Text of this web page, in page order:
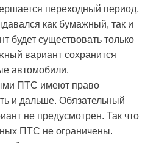
переходный период,
как бумажный, так и
будет существовать только
вариант сохранится
автомобили.
ПТС имеют право
и дальше. Обязательный
не предусмотрен. Так что
ПТС не ограничены.